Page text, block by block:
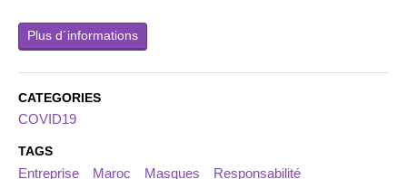
Plus d´informations
CATEGORIES
COVID19
TAGS
Entreprise Maroc Masques Responsabilité